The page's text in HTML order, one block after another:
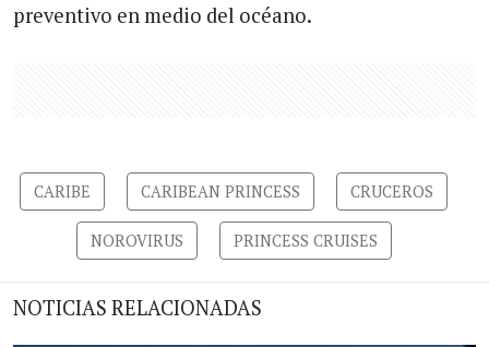
preventivo en medio del océano.
CARIBE CARIBEAN PRINCESS CRUCEROS
NOROVIRUS PRINCESS CRUISES
NOTICIAS RELACIONADAS